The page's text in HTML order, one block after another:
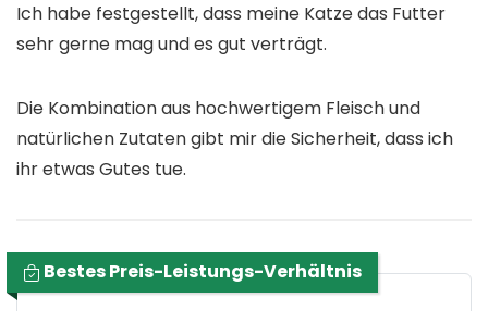
Ich habe festgestellt, dass meine Katze das Futter
sehr gerne mag und es gut verträgt.
Die Kombination aus hochwertigem Fleisch und
natürlichen Zutaten gibt mir die Sicherheit, dass ich
ihr etwas Gutes tue.
Bestes Preis-Leistungs-Verhältnis